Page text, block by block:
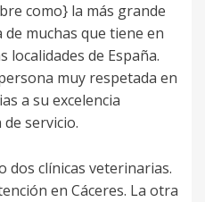
como} la más grande
muchas que tiene en
de España.
muy respetada en
a su excelencia
servicio.
dos clínicas veterinarias.
en Cáceres. La otra